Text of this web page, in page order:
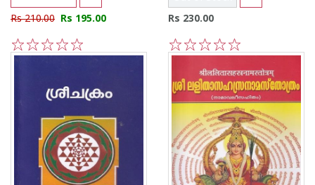
Rs 210.00 Rs 195.00
5
4
3
2
1
Rs 230.00
5
4
3
2
1